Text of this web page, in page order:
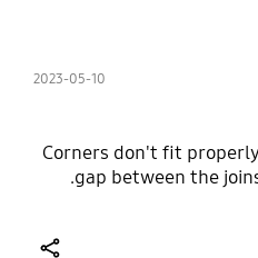
2023-05-10
Corners don't fit
gap between the